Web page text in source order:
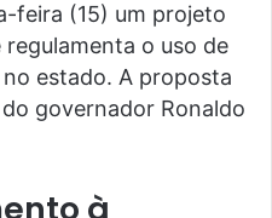
feira (15) um projeto
o uso de
estado. A proposta
governador Ronaldo